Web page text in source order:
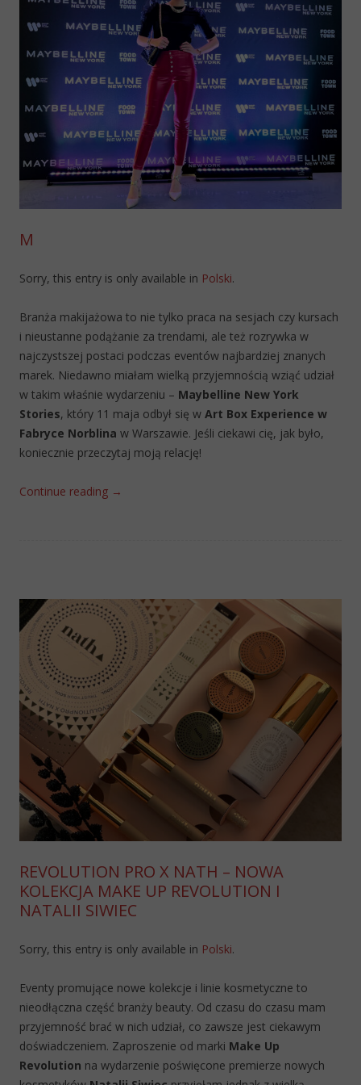
M
Sorry, this entry is only available in Polski.
Branża makijażowa to nie tylko praca na sesjach czy kursach
i nieustanne podążanie za trendami, ale też rozrywka w
najczystszej postaci podczas eventów najbardziej znanych
marek. Niedawno miałam wielką przyjemnością wziąć udział
w takim właśnie wydarzeniu – Maybelline New York
Stories, który 11 maja odbył się w Art Box Experience w
Fabryce Norblina w Warszawie. Jeśli ciekawi cię, jak było,
koniecznie przeczytaj moją relację!
Continue reading →
REVOLUTION PRO X NATH – NOWA
KOLEKCJA MAKE UP REVOLUTION I
NATALII SIWIEC
Sorry, this entry is only available in Polski.
Eventy promujące nowe kolekcje i linie kosmetyczne to
nieodłączna część branży beauty. Od czasu do czasu mam
przyjemność brać w nich udział, co zawsze jest ciekawym
doświadczeniem. Zaproszenie od marki Make Up
Revolution na wydarzenie poświęcone premierze nowych